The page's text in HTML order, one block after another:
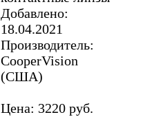
Добавлено:
18.04.2021
Производитель:
CooperVision
(США)
Цена: 3220 руб.